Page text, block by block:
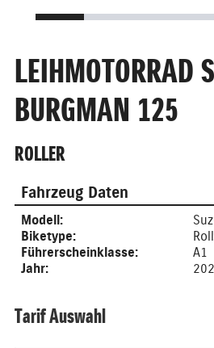
LEIHMOTORRAD
BURGMAN 125
ROLLER
Fahrzeug Daten
Modell:
Biketype:
Führerscheinklasse:
A1
Jahr:
Tarif Auswahl